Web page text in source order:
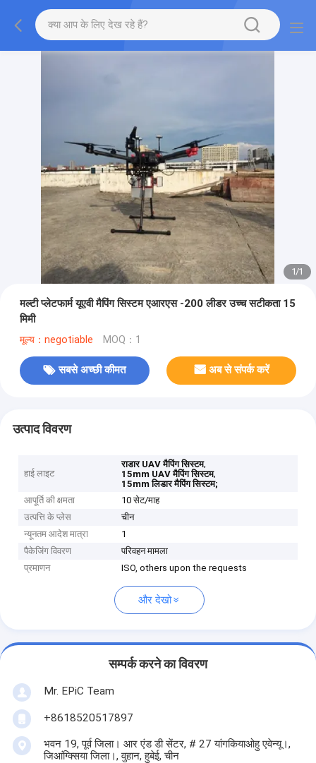
1/1
मल्टी प्लेटफार्म यूएवी मैपिंग सिस्टम एआरएस -200 लीडर उच्च सटीकता 15
मिमी
मूल्य：negotiable MOQ：1
सबसे अच्छी कीमत अब से संपर्क करें
उत्पाद विवरण
हाई लाइट
राडार UAV मैपिंग सिस्टम,
15mm UAV मैपिंग सिस्टम,
15mm लिडार मैपिंग सिस्टम;
आपूर्ति की क्षमता
10 सेट/माह
उत्पत्ति के प्लेस
चीन
न्यूनतम आदेश मात्रा
1
पैकेजिंग विवरण
परिवहन मामला
प्रमाणन
ISO, others upon the requests
और देखो
सम्पर्क करने का विवरण
Mr. EPiC Team
+8618520517897
भवन 19, पूर्व जिला। आर एंड डी सेंटर, # 27 यांगकियाओहु एवेन्यू।,
जिआंग्क्सिया जिला।, वुहान, हुबेई, चीन